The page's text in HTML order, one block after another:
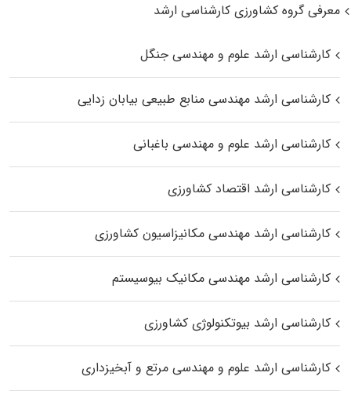
معرفی گروه کشاورزی کارشناسی ارشد
کارشناسی ارشد علوم و مهندسی جنگل
کارشناسی ارشد مهندسی منابع طبیعی بیابان زدایی
کارشناسی ارشد علوم و مهندسی باغبانی
کارشناسی ارشد اقتصاد کشاورزی
کارشناسی ارشد مهندسی مکانیزاسیون کشاورزی
کارشناسی ارشد مهندسی مکانیک بیوسیستم
کارشناسی ارشد بیوتکنولوژی کشاورزی
کارشناسی ارشد علوم و مهندسی مرتع و آبخیزداری